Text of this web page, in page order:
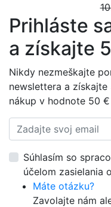
Prihláste
a získajte
Nikdy nezmeškajte
newslettera a
nákup v hodnote 50 €
Súhlasím so
účelom zasielania
Máte otázku?
Zavolajte nám